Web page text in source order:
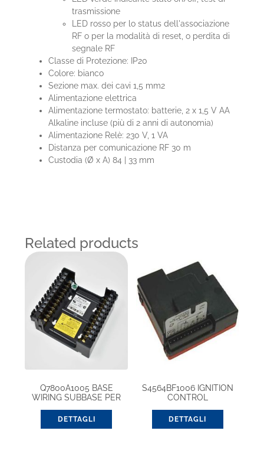
trasmissione
LED rosso per lo status dell'associazione
RF o per la modalità di reset, o perdita di
segnale RF
Classe di Protezione: IP20
Colore: bianco
Sezione max. dei cavi 1,5 mm2
Alimentazione elettrica
Alimentazione termostato: batterie, 2 x 1,5 V AA
Alkaline incluse (più di 2 anni di autonomia)
Alimentazione Relè: 230 V, 1 VA
Distanza per comunicazione RF 30 m
Custodia (Ø x A) 84 | 33 mm
Related products
Q7800A1005 BASE
WIRING SUBBASE PER
DETTAGLI
S4564BF1006 IGNITION
CONTROL
DETTAGLI